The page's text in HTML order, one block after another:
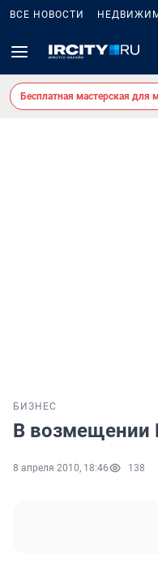
ВСЕ НОВОСТИ
Бесплатная мастерская для
БИЗНЕС
В возмещении
8 апреля 2010, 18:46 138